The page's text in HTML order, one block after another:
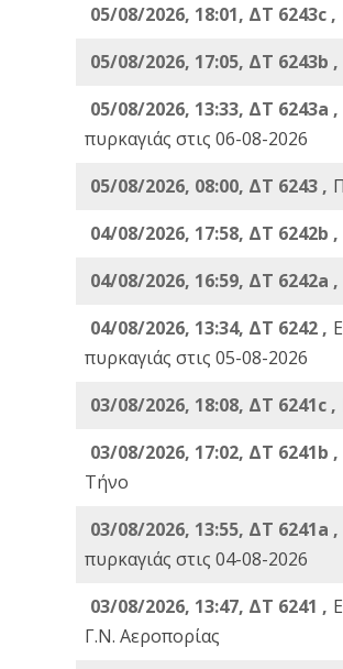
05/08/2026, 18:01, ΔΤ 6243c ,
05/08/2026, 17:05, ΔΤ 6243b ,
05/08/2026, 13:33, ΔΤ 6243a ,
πυρκαγιάς στις 06-08-2026
05/08/2026, 08:00, ΔΤ 6243 ,
04/08/2026, 17:58, ΔΤ 6242b ,
04/08/2026, 16:59, ΔΤ 6242a ,
04/08/2026, 13:34, ΔΤ 6242 ,
πυρκαγιάς στις 05-08-2026
03/08/2026, 18:08, ΔΤ 6241c ,
03/08/2026, 17:02, ΔΤ 6241b ,
Τήνο
03/08/2026, 13:55, ΔΤ 6241a ,
πυρκαγιάς στις 04-08-2026
03/08/2026, 13:47, ΔΤ 6241 ,
Γ.Ν. Αεροπορίας